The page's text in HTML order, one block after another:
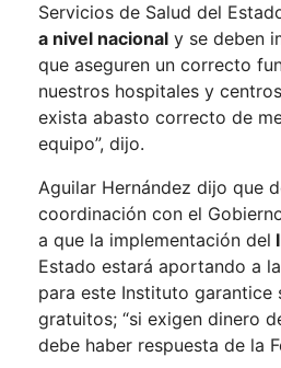
Servicios de Salud del
a nivel nacional y se deben
que aseguren un correcto
nuestros hospitales y
exista abasto correcto de
equipo”, dijo.
Aguilar Hernández dijo que
coordinación con el
a que la implementación del
Estado estará aportando a
para este Instituto garantice
gratuitos; “si exigen dinero
debe haber respuesta de la